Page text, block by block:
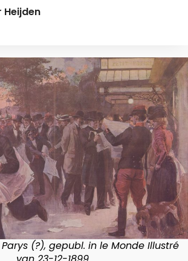
Heijden
(?), gepubl. in le Monde Illustré